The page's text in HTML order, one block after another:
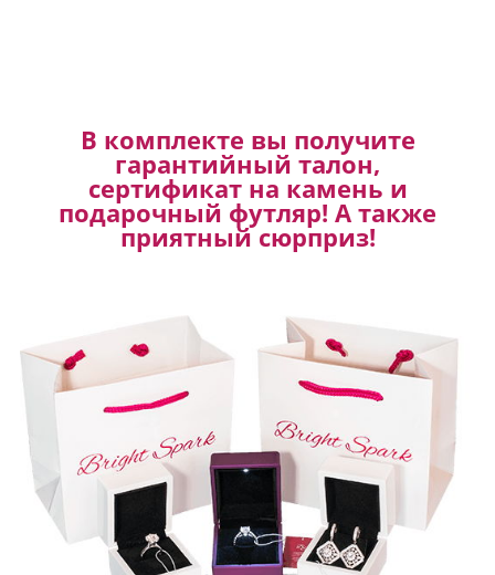
В комплекте вы получите
гарантийный талон,
сертификат на камень и
подарочный футляр! А также
приятный сюрприз!